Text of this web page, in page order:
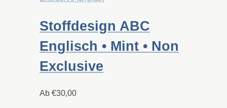
Stoffdesign ABC
Englisch • Mint • Non
Exclusive
Ab €30,00